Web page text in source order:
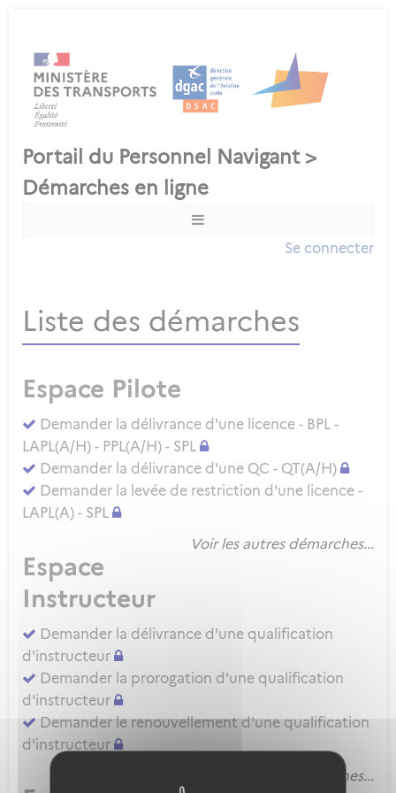
Se connecter
Liste des démarches
Espace Pilote
Demander la délivrance d'une licence - BPL -
LAPL(A/H) - PPL(A/H) - SPL
Demander la délivrance d'une QC - QT(A/H)
Demander la levée de restriction d'une licence -
LAPL(A) - SPL
Voir les autres démarches...
Espace
Instructeur
Demander la délivrance d'une qualification
d'instructeur
Demander la prorogation d'une qualification
d'instructeur
Demander le renouvellement d'une qualification
d'instructeur
Voir les autres démarches...